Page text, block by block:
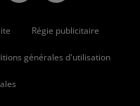
Régie publicitaire
générales d'utilisation